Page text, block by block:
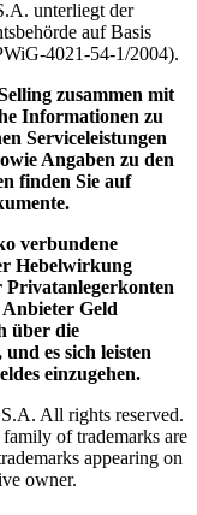
unterliegt der
auf Basis
4021-54-1/2004).
zusammen mit
Informationen zu
Serviceleistungen
Angaben zu den
finden Sie auf
verbundene
Hebelwirkung
Privatanlegerkonten
Geld
über die
es sich leisten
einzugehen.
All rights reserved.
of trademarks are
appearing on
owner.